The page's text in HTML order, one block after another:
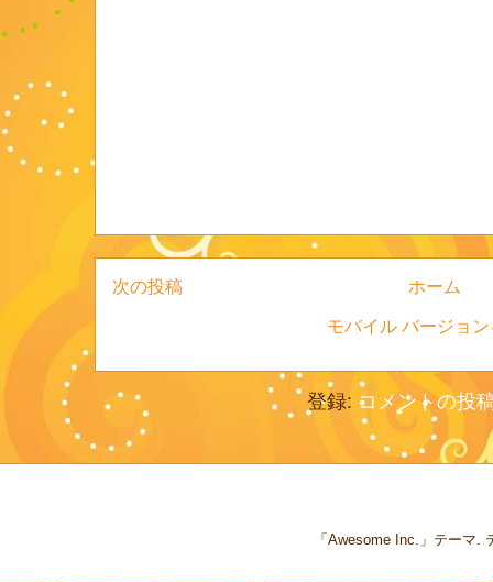
次の投稿 ホーム
モバイル バージョ
登録:コメントの投
「Awesome Inc.」テーマ.